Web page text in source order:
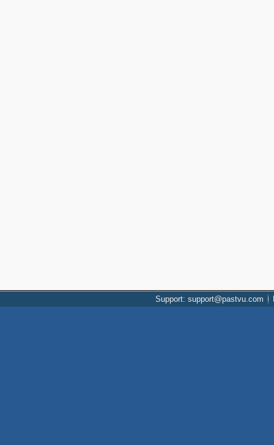
Support: support@pastvu.com